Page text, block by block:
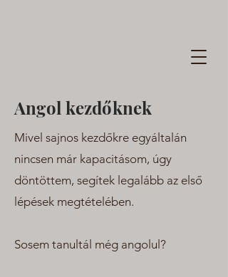
Angol kezdőknek
Mivel sajnos kezdőkre egyáltalán
nincsen már kapacitásom, úgy
döntöttem, segítek legalább az első
lépések megtételében.
Sosem tanultál még angolul?